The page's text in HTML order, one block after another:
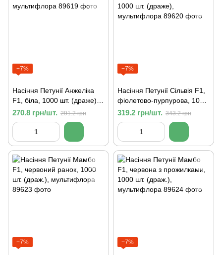
−7%
Насіння Петунії Анжеліка
F1, біла, 1000 шт. (драже),
мультифлора
270.8 грн/шт. 291.2 грн
−7%
Насіння Петунії Сільвія F1,
фіолетово-пурпурова, 1000
шт. (драже), мультифлора
319.2 грн/шт. 343.2 грн
−7% −7%